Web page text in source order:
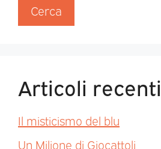
Cerca
Articoli recenti
Il misticismo del blu
Un Milione di Giocattoli